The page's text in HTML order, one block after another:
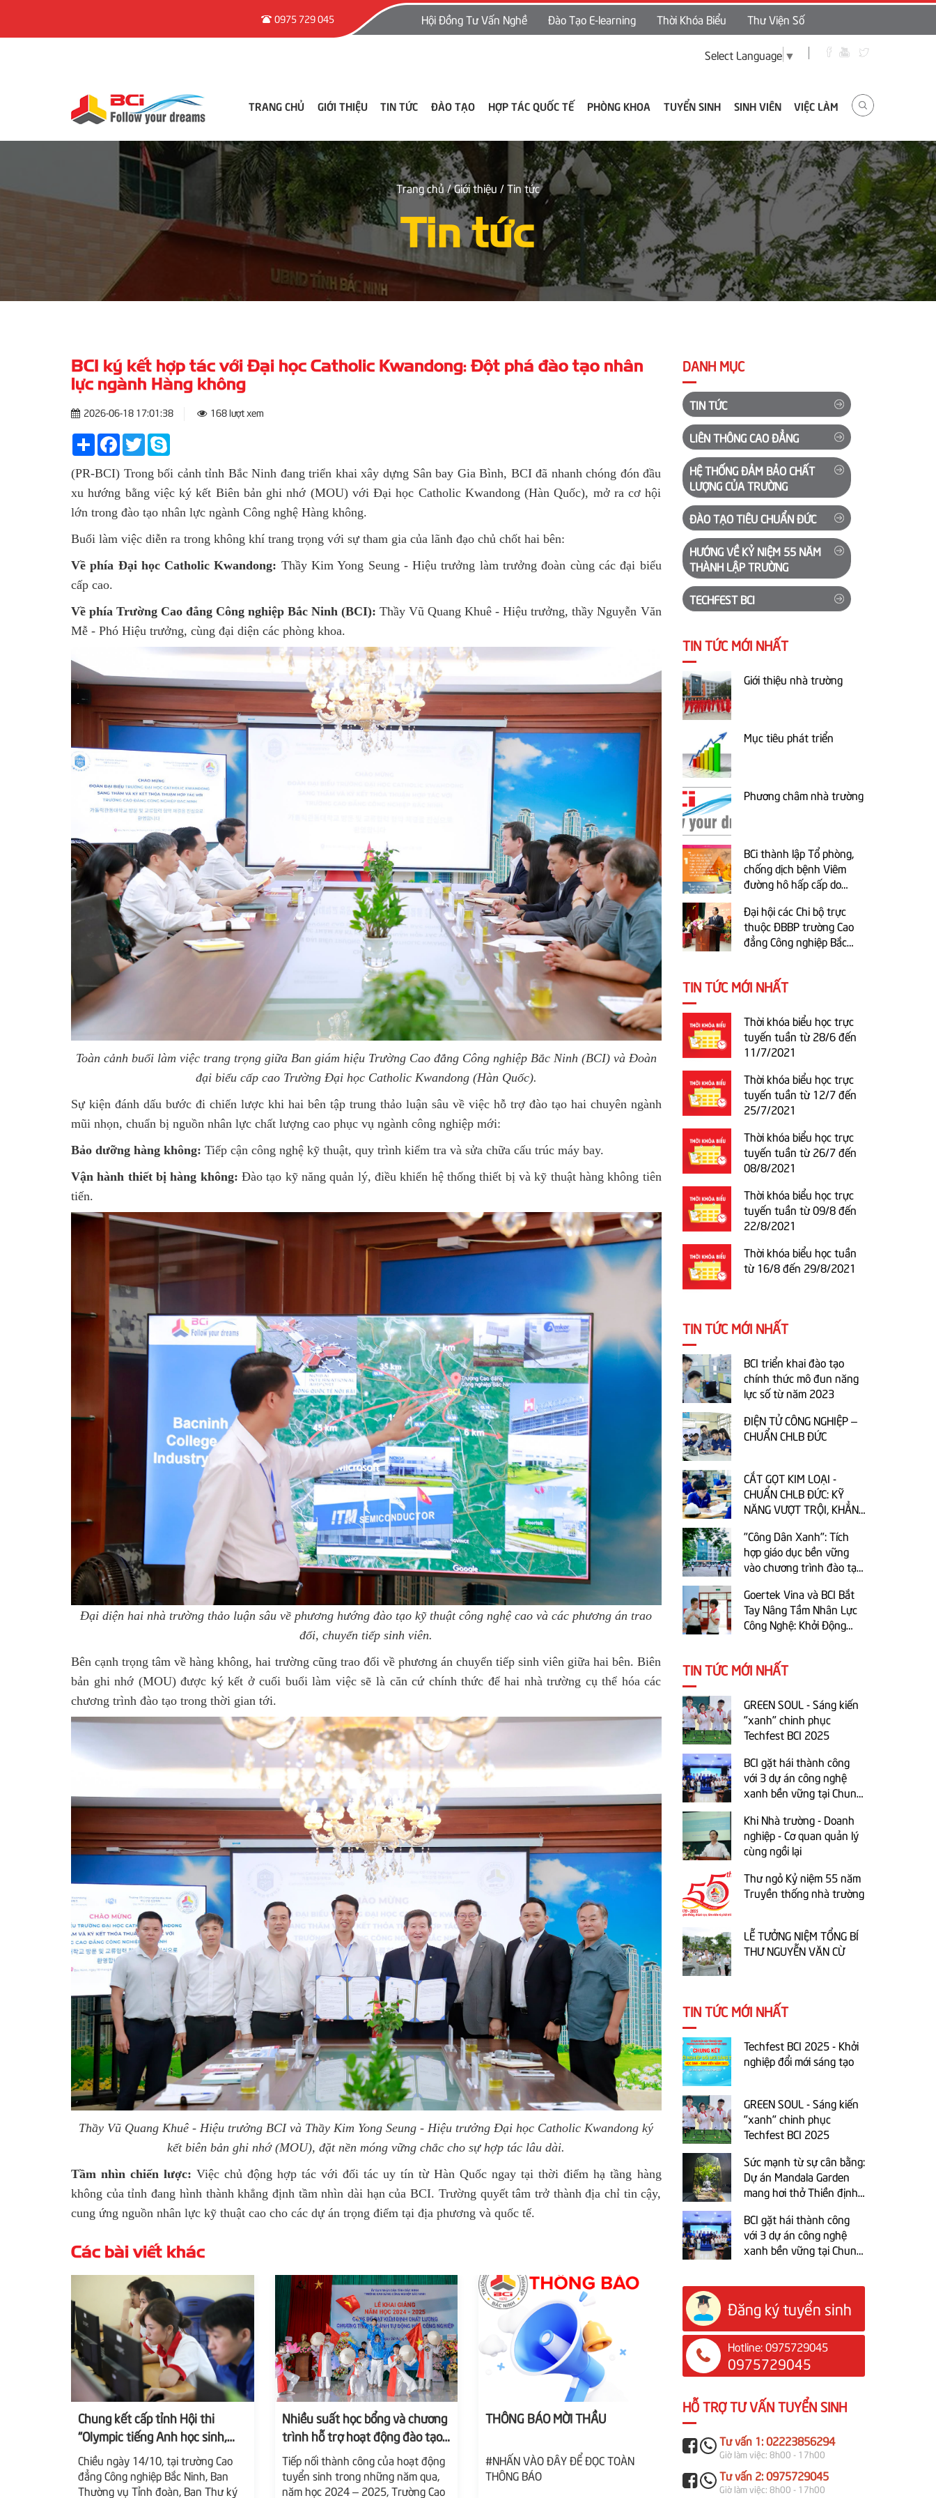
0975 729 045 Hội Đồng Tư Vấn Nghề Đào Tạo E-learning Thời Khóa Biểu Thư Viện Số
Select Language ▼
TRANG CHỦ GIỚI THIỆU TIN TỨC ĐÀO TẠO HỢP TÁC QUỐC TẾ PHÒNG KHOA TUYỂN SINH SINH VIÊN VIỆC LÀM
Trang chủ / Giới thiệu / Tin tức
Tin tức
BCI ký kết hợp tác với Đại học Catholic Kwandong: Đột phá đào tạo nhân
lực ngành Hàng không
2026-06-18 17:01:38 168 lượt xem
ShareFacebook
Twitter
(PR-BCI) Trong bối cảnh tỉnh Bắc Ninh đang triển khai xây dựng Sân bay Gia Bình, BCI đã nhanh chóng đón đầu
xu hướng bằng việc ký kết Biên bản ghi nhớ (MOU) với Đại học Catholic Kwandong (Hàn Quốc), mở ra cơ hội
lớn trong đào tạo nhân lực ngành Công nghệ Hàng không.
Buổi làm việc diễn ra trong không khí trang trọng với sự tham gia của lãnh đạo chủ chốt hai bên:
Về phía Đại học Catholic Kwandong: Thầy Kim Yong Seung - Hiệu trưởng làm trưởng đoàn cùng các đại biểu
cấp cao.
Về phía Trường Cao đẳng Công nghiệp Bắc Ninh (BCI): Thầy Vũ Quang Khuê - Hiệu trưởng, thầy Nguyễn Văn
Mễ - Phó Hiệu trưởng, cùng đại diện các phòng khoa.
Toàn cảnh buổi làm việc trang trọng giữa Ban giám hiệu Trường Cao đẳng Công nghiệp Bắc Ninh (BCI) và Đoàn
đại biểu cấp cao Trường Đại học Catholic Kwandong (Hàn Quốc).
Sự kiện đánh dấu bước đi chiến lược khi hai bên tập trung thảo luận sâu về việc hỗ trợ đào tạo hai chuyên ngành
mũi nhọn, chuẩn bị nguồn nhân lực chất lượng cao phục vụ ngành công nghiệp mới:
Bảo dưỡng hàng không: Tiếp cận công nghệ kỹ thuật, quy trình kiểm tra và sửa chữa cấu trúc máy bay.
Vận hành thiết bị hàng không: Đào tạo kỹ năng quản lý, điều khiển hệ thống thiết bị và kỹ thuật hàng không tiên
tiến.
Đại diện hai nhà trường thảo luận sâu về phương hướng đào tạo kỹ thuật công nghệ cao và các phương án trao
đổi, chuyển tiếp sinh viên.
Bên cạnh trọng tâm về hàng không, hai trường cũng trao đổi về phương án chuyển tiếp sinh viên giữa hai bên. Biên
bản ghi nhớ (MOU) được ký kết ở cuối buổi làm việc sẽ là căn cứ chính thức để hai nhà trường cụ thể hóa các
chương trình đào tạo trong thời gian tới.
Thầy Vũ Quang Khuê - Hiệu trưởng BCI và Thầy Kim Yong Seung - Hiệu trưởng Đại học Catholic Kwandong ký
kết biên bản ghi nhớ (MOU), đặt nền móng vững chắc cho sự hợp tác lâu dài.
Tầm nhìn chiến lược: Việc chủ động hợp tác với đối tác uy tín từ Hàn Quốc ngay tại thời điểm hạ tầng hàng
không của tỉnh đang hình thành khẳng định tầm nhìn dài hạn của BCI. Trường quyết tâm trở thành địa chỉ tin cậy,
cung ứng nguồn nhân lực kỹ thuật cao cho các dự án trọng điểm tại địa phương và quốc tế.
Các bài viết khác
Chung kết cấp tỉnh Hội thi
“Olympic tiếng Anh học sinh,
sinh viên” năm 2024
Chiều ngày 14/10, tại trường Cao
đẳng Công nghiệp Bắc Ninh, Ban
Thường vụ Tỉnh đoàn, Ban Thư ký
Nhiều suất học bổng và chương
trình hỗ trợ hoạt động đào tạo
của nhà trường trị giá gần 1 tỉ
đồng đã được trao tặng tại Lễ
khai giảng năm học mới
Tiếp nối thành công của hoạt động
tuyển sinh trong những năm qua,
năm học 2024 – 2025, Trường Cao
THÔNG BÁO MỜI THẦU
#NHẤN VÀO ĐÂY ĐỂ ĐỌC TOÀN
THÔNG BÁO
ĐẠI HỘI ĐẢNG BỘ BP TRƯỜNG
CAO ĐẲNG CÔNG NGHIỆP BẮC
NINH LẦN THỨ XIV, NHIỆM KỲ
2025-2030
ĐẠI HỘI ĐẢNG BỘ BP TRƯỜNG CAO
ĐẲNG CÔNG NGHIỆP BẮC NINH LẦN
THỨ XIV, NHIỆM KỲ 2025-2030:
DANH MỤC
TIN TỨC
LIÊN THÔNG CAO ĐẲNG
HỆ THỐNG ĐẢM BẢO CHẤT
LƯỢNG CỦA TRƯỜNG
ĐÀO TẠO TIÊU CHUẨN ĐỨC
HƯỚNG VỀ KỶ NIỆM 55 NĂM
THÀNH LẬP TRƯỜNG
TECHFEST BCI
TIN TỨC MỚI NHẤT
Giới thiệu nhà trường
Mục tiêu phát triển
Phương châm nhà trường
BCi thành lập Tổ phòng,
chống dịch bệnh Viêm
đường hô hấp cấp do
Corona gây ra
Đại hội các Chi bộ trực
thuộc ĐBBP trường Cao
đẳng Công nghiệp Bắc
TIN TỨC MỚI NHẤT
Thời khóa biểu học trực
tuyến tuần từ 28/6 đến
11/7/2021
Thời khóa biểu học trực
tuyến tuần từ 12/7 đến
25/7/2021
Thời khóa biểu học trực
tuyến tuần từ 26/7 đến
08/8/2021
Thời khóa biểu học trực
tuyến tuần từ 09/8 đến
22/8/2021
Thời khóa biểu học tuần
từ 16/8 đến 29/8/2021
TIN TỨC MỚI NHẤT
BCI triển khai đào tạo
chính thức mô đun năng
lực số từ năm 2023
ĐIỆN TỬ CÔNG NGHIỆP –
CHUẨN CHLB ĐỨC
CẮT GỌT KIM LOẠI -
CHUẨN CHLB ĐỨC: KỸ
NĂNG VƯỢT TRỘI, KHẲNG
"Công Dân Xanh": Tích
hợp giáo dục bền vững
vào chương trình đào tạo
Goertek Vina và BCI Bắt
Tay Nâng Tầm Nhân Lực
Công Nghệ: Khởi Động
2026
TIN TỨC MỚI NHẤT
GREEN SOUL - Sáng kiến
"xanh" chinh phục
Techfest BCI 2025
BCI gặt hái thành công
với 3 dự án công nghệ
xanh bền vững tại Chung
tưởng khởi nghiệp sáng
tạo tỉnh Bắc Ninh 2025
Khi Nhà trường - Doanh
nghiệp - Cơ quan quản lý
cùng ngồi lại
Thư ngỏ Kỷ niệm 55 năm
Truyền thống nhà trường
LỄ TƯỞNG NIỆM TỔNG BÍ
THƯ NGUYỄN VĂN CỪ
TIN TỨC MỚI NHẤT
Techfest BCI 2025 - Khởi
nghiệp đổi mới sáng tạo
GREEN SOUL - Sáng kiến
"xanh" chinh phục
Techfest BCI 2025
Sức mạnh từ sự cân bằng:
Dự án Mandala Garden
mang hơi thở Thiền định
BCI gặt hái thành công
với 3 dự án công nghệ
xanh bền vững tại Chung
Đăng ký tuyển sinh
Hotline: 0975729045
0975729045
HỖ TRỢ TƯ VẤN TUYỂN SINH
Tư vấn 1: 02223856294
Giờ làm việc: 8h00 - 17h00
Tư vấn 2: 0975729045
Giờ làm việc: 8h00 - 17h00